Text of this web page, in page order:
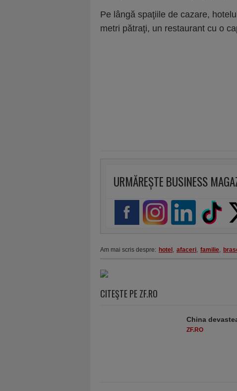
Pe lângă spaţiile de cazare,
metri pătraţi, un restaurant cu o
URMĂREȘTE BUSINESS
Am mai scris despre: hotel , afaceri, familie,
CITEŞTE PE ZF.RO
China
ZF.RO